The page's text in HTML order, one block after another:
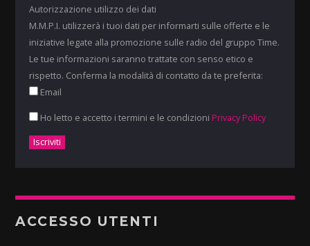
Autorizzazione utilizzo dei dati
M.M.P.I. utilizzerà i tuoi dati per informarti sulle offerte e le
iniziative legate alla promozione sulle radio del gruppo Time.
Le tue informazioni saranno trattate con senso etico e
rispetto. Conferma la modalità di contatto da te preferita:
Email
Ho letto e accetto i termini e le condizioni Privacy Policy
ACCESSO UTENTI